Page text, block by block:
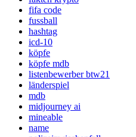
fifa code
fussball
hashtag
icd-10
köpfe
köpfe mdb
listenbewerber btw21
länderspiel
mdb
midjourney ai
mineable
name